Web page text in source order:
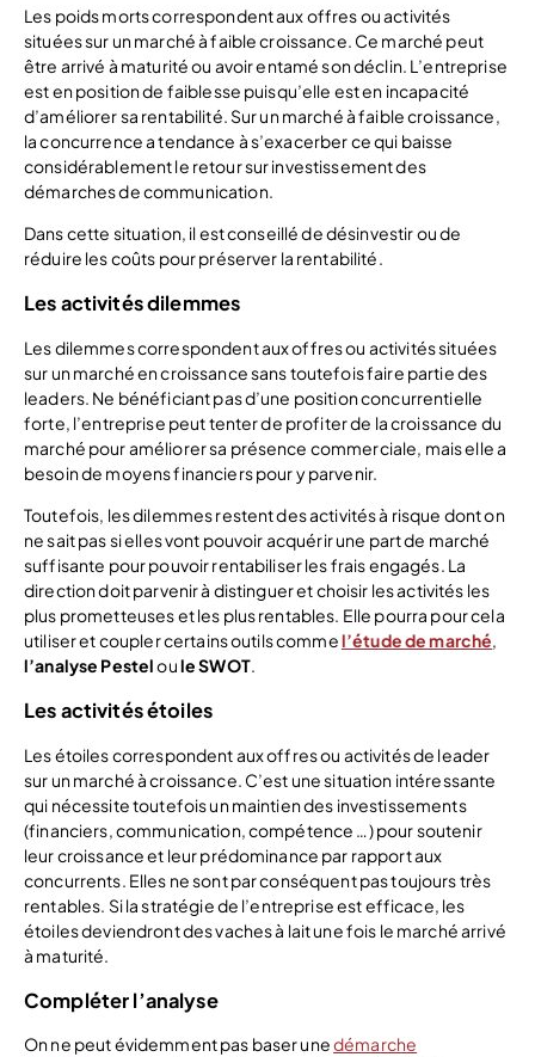
Les poids morts correspondent aux offres ou activités
situées sur un marché à faible croissance. Ce marché peut
être arrivé à maturité ou avoir entamé son déclin. L’entreprise
est en position de faiblesse puisqu’elle est en incapacité
d’améliorer sa rentabilité. Sur un marché à faible croissance,
la concurrence a tendance à s’exacerber ce qui baisse
considérablement le retour sur investissement des
démarches de communication.
Dans cette situation, il est conseillé de désinvestir ou de
réduire les coûts pour préserver la rentabilité.
Les activités dilemmes
Les dilemmes correspondent aux offres ou activités situées
sur un marché en croissance sans toutefois faire partie des
leaders. Ne bénéficiant pas d’une position concurrentielle
forte, l’entreprise peut tenter de profiter de la croissance du
marché pour améliorer sa présence commerciale, mais elle a
besoin de moyens financiers pour y parvenir.
Toutefois, les dilemmes restent des activités à risque dont on
ne sait pas si elles vont pouvoir acquérir une part de marché
suffisante pour pouvoir rentabiliser les frais engagés. La
direction doit parvenir à distinguer et choisir les activités les
plus prometteuses et les plus rentables. Elle pourra pour cela
utiliser et coupler certains outils commel’étude de marché,
l’analyse Pesteloule SWOT.
Les activités étoiles
Les étoiles correspondent aux offres ou activités de leader
sur un marché à croissance. C’est une situation intéressante
qui nécessite toutefois un maintien des investissements
(financiers, communication, compétence …) pour soutenir
leur croissance et leur prédominance par rapport aux
concurrents. Elles ne sont par conséquent pas toujours très
rentables. Si la stratégie de l’entreprise est efficace, les
étoiles deviendront des vaches à lait une fois le marché arrivé
à maturité.
Compléter l’analyse
On ne peut évidemment pas baser unedémarche